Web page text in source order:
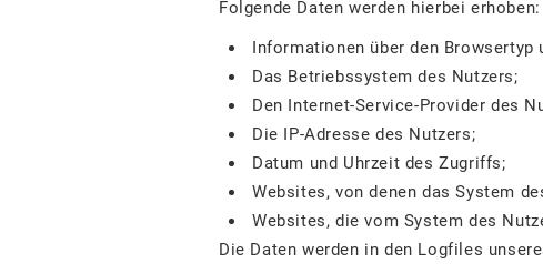
Folgende Daten werden hierbei erhoben:
Informationen über den Browsertyp
Das Betriebssystem des Nutzers;
Den Internet-Service-Provider des
Die IP-Adresse des Nutzers;
Datum und Uhrzeit des Zugriffs;
Websites, von denen das System
Websites, die vom System des
Die Daten werden in den Logfiles